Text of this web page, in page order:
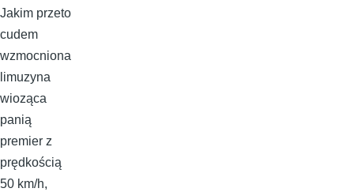
Jakim przeto
cudem
wzmocniona
limuzyna
wioząca
panią
premier z
prędkością
50 km/h,